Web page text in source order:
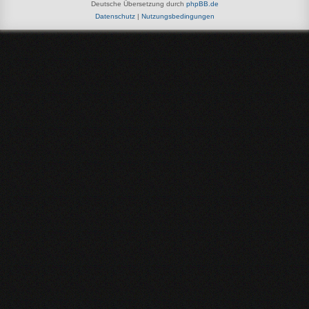
Deutsche Übersetzung durch phpBB.de
Datenschutz| Nutzungsbedingungen